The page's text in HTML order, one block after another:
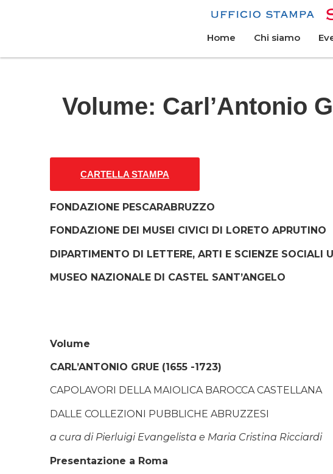
Home Chi siamo
Volume: Carl’Antonio
CARTELLA STAMPA
FONDAZIONE PESCARABRUZZO
FONDAZIONE DEI MUSEI CIVICI DI LORETO APRUTINO
DIPARTIMENTO DI LETTERE, ARTI E SCIENZE SOCIALI
MUSEO NAZIONALE DI CASTEL SANT’ANGELO
Volume
CARL’ANTONIO GRUE (1655 -1723)
CAPOLAVORI DELLA MAIOLICA BAROCCA CASTELLANA
DALLE COLLEZIONI PUBBLICHE ABRUZZESI
a cura di Pierluigi Evangelista e Maria Cristina Ricciardi
Presentazione a Roma